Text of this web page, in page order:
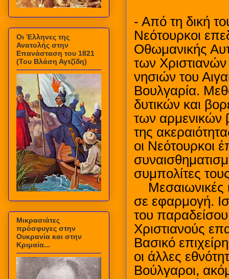
- Από τη δική
Νεότουρκοι
Οθωμανικής
των
νησιών του
Βουλγαρία.
δυτικών και
των αρμενικών
της
οι Νεότουρκοι
συμπολίτες
Μεσαιωνικές
σε εφαρμογή.
του
Χριστιανούς
Βασικό
οι άλλες
Βούλγαροι,
Οι Έλληνες της
Ανατολής στην
Επανάσταση του 1821
(Του Βλάση Αγτζίδη)
Μικρασιάτες
πρόσφυγες στην
Ουκρανία και στην
Κριμαία...